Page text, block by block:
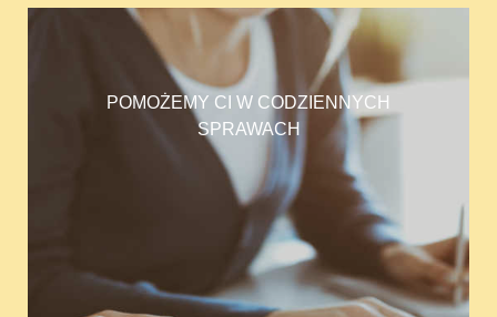
POMOŻEMY CI W CODZIENNYCH
SPRAWACH